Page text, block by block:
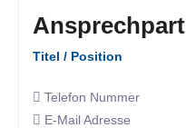
Titel / Position
Telefon Nummer
E-Mail Adresse